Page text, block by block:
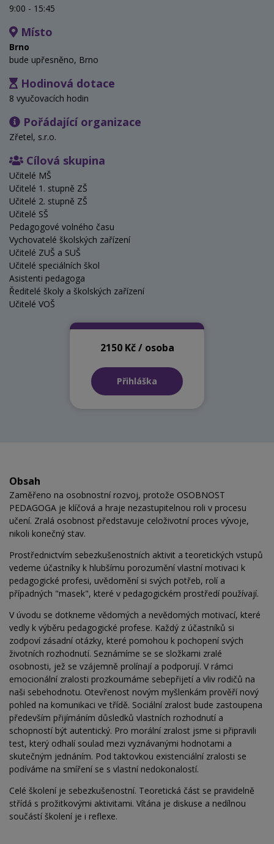
9:00 - 15:45
Místo
Brno
bude upřesněno, Brno
Hodinová dotace
8 vyučovacích hodin
Pořádající organizace
Zřetel, s.r.o.
Cílová skupina
Učitelé MŠ
Učitelé 1. stupně ZŠ
Učitelé 2. stupně ZŠ
Učitelé SŠ
Pedagogové volného času
Vychovatelé školských zařízení
Učitelé ZUŠ a SUŠ
Učitelé speciálních škol
Asistenti pedagoga
Ředitelé školy a školských zařízení
Učitelé VOŠ
2150 Kč / osoba
Přihláška
Obsah
Zaměřeno na osobnostní rozvoj, protože OSOBNOST
PEDAGOGA je klíčová a hraje nezastupitelnou roli v procesu
učení. Zralá osobnost představuje celoživotní proces vývoje,
nikoli konečný stav.
Prostřednictvím sebezkušenostních aktivit a teoretických vstupů
vedeme účastníky k hlubšímu porozumění vlastní motivaci k
pedagogické profesi, uvědomění si svých potřeb, rolí a
případných "masek", které v pedagogickém prostředí používají.
V úvodu se dotkneme vědomých a nevědomých motivací, které
vedly k výběru pedagogické profese. Každý z účastníků si
zodpoví zásadní otázky, které pomohou k pochopení svých
životních rozhodnutí. Seznámíme se se složkami zralé
osobnosti, jež se vzájemně prolínají a podporují. V rámci
emocionální zralosti prozkoumáme sebepřijetí a vliv rodičů na
naši sebehodnotu. Otevřenost novým myšlenkám prověří nový
pohled na komunikaci ve třídě. Sociální zralost bude zastoupena
především přijímáním důsledků vlastních rozhodnutí a
schopností být autentický. Pro morální zralost jsme si připravili
test, který odhalí soulad mezi vyznávanými hodnotami a
skutečným jednáním. Pod taktovkou existenciální zralosti se
podíváme na smíření se s vlastní nedokonalostí.
Celé školení je sebezkušenostní. Teoretická část se pravidelně
střídá s prožitkovými aktivitami. Vítána je diskuse a nedílnou
součástí školení je i reflexe.